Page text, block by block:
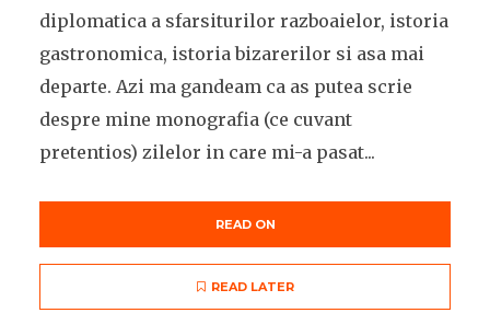
diplomatica a sfarsiturilor razboaielor, istoria
gastronomica, istoria bizarerilor si asa mai
departe. Azi ma gandeam ca as putea scrie
despre mine monografia (ce cuvant
pretentios) zilelor in care mi-a pasat...
READ ON
READ LATER